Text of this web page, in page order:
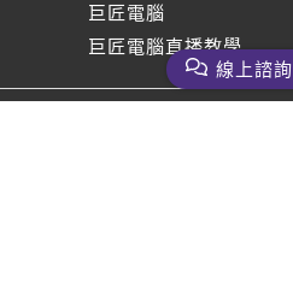
巨匠電腦
巨匠電腦直播教學
線上諮詢